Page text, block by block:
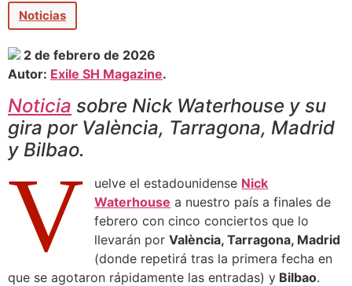
Noticias
2 de febrero de 2026
Autor: Exile SH Magazine.
Noticia sobre Nick Waterhouse y su
gira por València, Tarragona, Madrid
y Bilbao.
V uelve el estadounidense Nick
Waterhouse a nuestro país a finales de
febrero con cinco conciertos que lo
llevarán porValència, Tarragona, Madrid
(donde repetirá tras la primera fecha en
que se agotaron rápidamente las entradas) y Bilbao.